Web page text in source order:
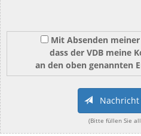
Mit Absenden
dass der VDB meine
an den oben genannten
Nachricht
(Bitte füllen Sie